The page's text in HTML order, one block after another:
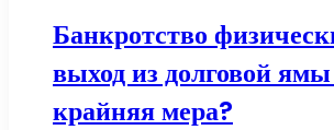
Банкротство
выход из долговой
крайняя мера?